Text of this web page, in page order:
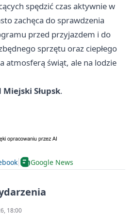
spędzić czas aktywnie w
zachęca do sprawdzenia
przed przyjazdem i do
sprzętu oraz ciepłego
atmosferą świąt, ale na lodzie
Miejski Słupsk.
Google News
18:00